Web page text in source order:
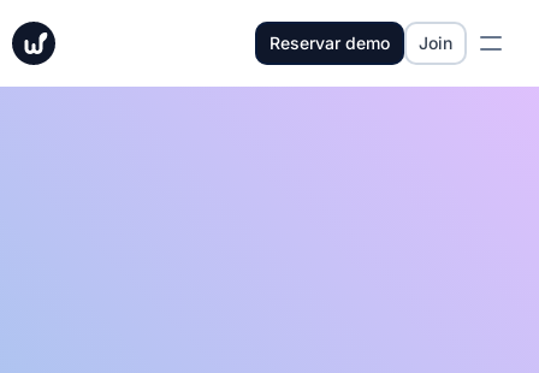
Reservar demo Join